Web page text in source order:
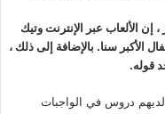
إن الألعاب عبر الإنترنت وتيك
الأكبر سنا. بالإضافة إلى ذلك ،
قوله.
لديهم دروس في الواجبات